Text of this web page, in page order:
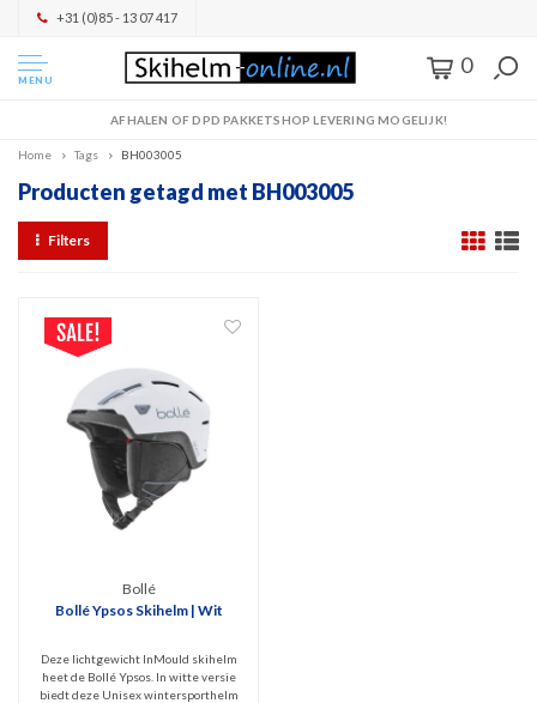
+31 (0)85 - 13 07 417
MENU
0
AFHALEN OF DPD PAKKETSHOP LEVERING MOGELIJK!
Home Tags BH003005
Producten getagd met BH003005
Filters
Bollé
Bollé Ypsos Skihelm | Wit
Deze lichtgewicht InMould skihelm
heet de Bollé Ypsos. In witte versie
biedt deze Unisex wintersporthelm